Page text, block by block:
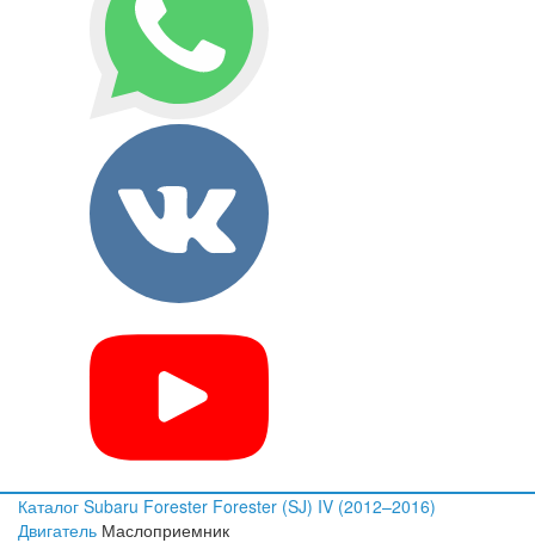
Каталог Subaru Forester Forester (SJ) IV (2012–2016)
Двигатель Маслоприемник